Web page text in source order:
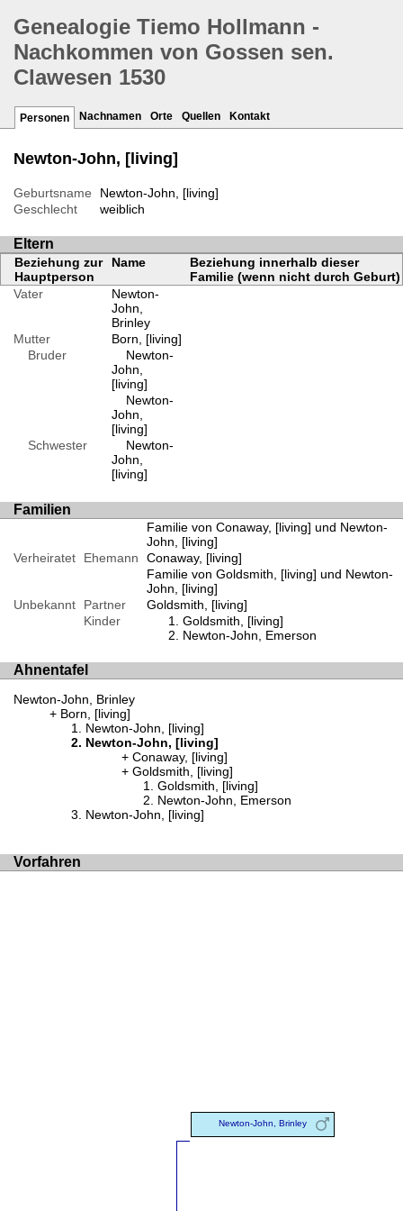
Genealogie Tiemo Hollmann -
Nachkommen von Gossen sen.
Clawesen 1530
Personen Nachnamen Orte Quellen Kontakt
Newton-John, [living]
Geburtsname
Newton-John, [living]
Geschlecht
weiblich
Eltern
Beziehung zur
Hauptperson
Name
Beziehung innerhalb dieser
Familie (wenn nicht durch Geburt)
Vater
Newton-
John,
Brinley
Mutter
Born, [living]
Bruder
Newton-
John,
[living]
Newton-
John,
[living]
Schwester
Newton-
John,
[living]
Familien
Familie von Conaway, [living] und Newton-
John, [living]
Verheiratet
Ehemann
Conaway, [living]
Familie von Goldsmith, [living] und Newton-
John, [living]
Unbekannt
Partner
Goldsmith, [living]
Kinder
Goldsmith, [living]
Newton-John, Emerson
Ahnentafel
Newton-John, Brinley
Born, [living]
Newton-John, [living]
Newton-John, [living]
Conaway, [living]
Goldsmith, [living]
Goldsmith, [living]
Newton-John, Emerson
Newton-John, [living]
Vorfahren
Newton-John, Brinley